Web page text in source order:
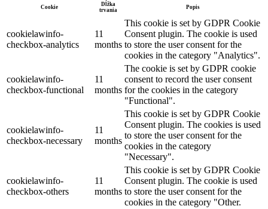
Cookie
Dĺžka
trvania
Popis
cookielawinfo-
checkbox-analytics
11
months
This cookie is set by GDPR Cookie
Consent plugin. The cookie is used
to store the user consent for the
cookies in the category "Analytics".
cookielawinfo-
checkbox-functional
11
months
The cookie is set by GDPR cookie
consent to record the user consent
for the cookies in the category
"Functional".
cookielawinfo-
checkbox-necessary
11
months
This cookie is set by GDPR Cookie
Consent plugin. The cookies is used
to store the user consent for the
cookies in the category
"Necessary".
cookielawinfo-
checkbox-others
11
months
This cookie is set by GDPR Cookie
Consent plugin. The cookie is used
to store the user consent for the
cookies in the category "Other.